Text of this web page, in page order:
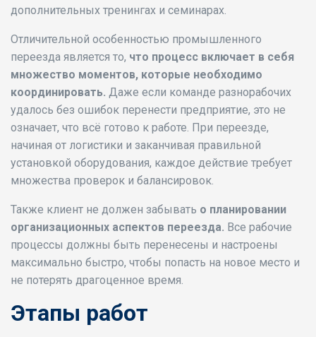
дополнительных тренингах и семинарах.
Отличительной особенностью промышленного
переезда является то, что процесс включает в себя
множество моментов, которые необходимо
координировать. Даже если команде разнорабочих
удалось без ошибок перенести предприятие, это не
означает, что всё готово к работе. При переезде,
начиная от логистики и заканчивая правильной
установкой оборудования, каждое действие требует
множества проверок и балансировок.
Также клиент не должен забывать о планировании
организационных аспектов переезда. Все рабочие
процессы должны быть перенесены и настроены
максимально быстро, чтобы попасть на новое место и
не потерять драгоценное время.
Этапы работ